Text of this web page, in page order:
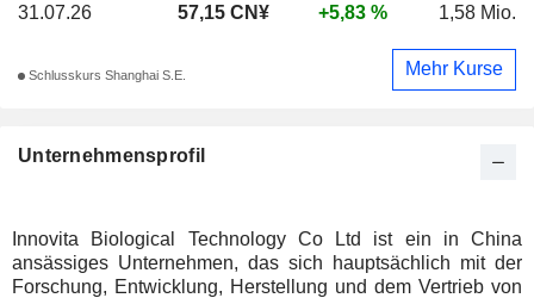
Unternehmensprofil
Innovita Biological Technology Co Ltd ist ein in China
ansässiges Unternehmen, das sich hauptsächlich mit der
Forschung, Entwicklung, Herstellung und dem Vertrieb von
31.07.26
57,15 CN¥ +5,83 % 1,58 Mio.
Schlusskurs Shanghai S.E. Mehr Kurse